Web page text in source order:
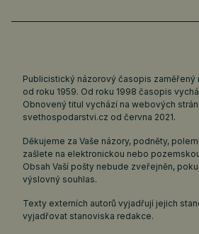
Publicistický názorový časopis zaměřený
od roku 1959. Od roku 1998 časopis
Obnovený titul vychází na webových
svethospodarstvi.cz od června 2021.
Děkujeme za Vaše názory, podněty,
zašlete na elektronickou nebo
Obsah Vaší pošty nebude zveřejněn,
výslovný souhlas.
Texty externích autorů vyjadřují jejich
vyjadřovat stanoviska redakce.